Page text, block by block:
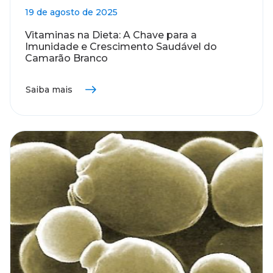
19 de agosto de 2025
Vitaminas na Dieta: A Chave para a
Imunidade e Crescimento Saudável do
Camarão Branco
Saiba mais